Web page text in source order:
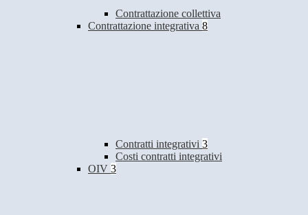
Contrattazione collettiva
Contrattazione integrativa 8
Contratti integrativi 3
Costi contratti integrativi
OIV 3